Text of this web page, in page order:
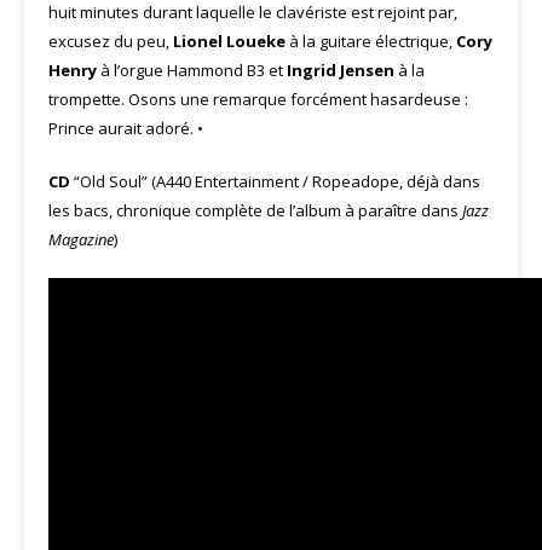
huit minutes durant laquelle le clavériste est rejoint par,
excusez du peu, Lionel Loueke à la guitare électrique, Cory
Henry à l’orgue Hammond B3 et Ingrid Jensen à la
trompette. Osons une remarque forcément hasardeuse :
Prince aurait adoré. •
CD “Old Soul” (A440 Entertainment / Ropeadope, déjà dans
les bacs, chronique complète de l’album à paraître dans Jazz
Magazine)